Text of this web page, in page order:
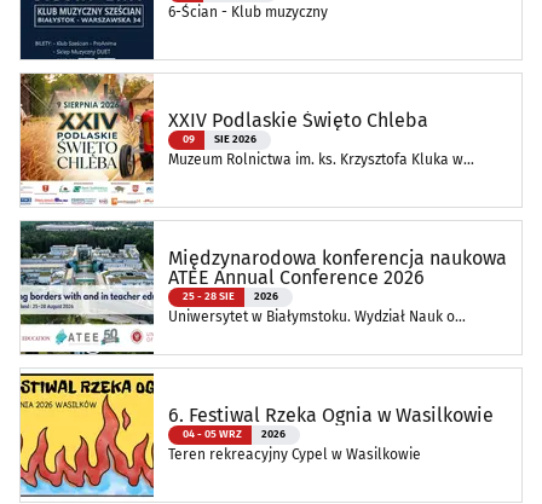
6-Ścian - Klub muzyczny
XXIV Podlaskie Święto Chleba
09 SIE 2026
Muzeum Rolnictwa im. ks. Krzysztofa Kluka w
Międzynarodowa konferencja naukowa
ATEE Annual Conference 2026
25 - 28 SIE 2026
Uniwersytet w Białymstoku. Wydział Nauk o
6. Festiwal Rzeka Ognia w Wasilkowie
04 - 05 WRZ 2026
Teren rekreacyjny Cypel w Wasilkowie